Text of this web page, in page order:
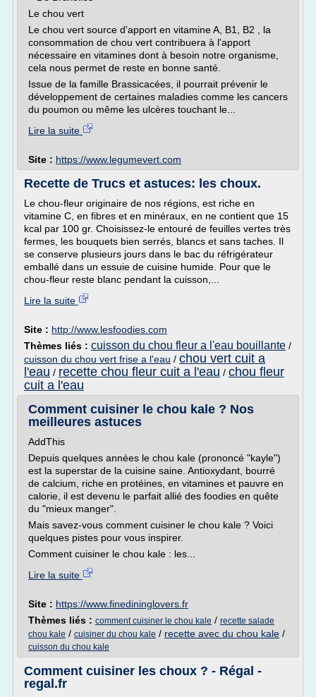
Le chou vert
Le chou vert source d'apport en vitamine A, B1, B2 , la
consommation de chou vert contribuera à l'apport
nécessaire en vitamines dont à besoin notre organisme,
cela nous permet de reste en bonne santé.
Issue de la famille Brassicacées, il pourrait prévenir le
développement de certaines maladies comme les cancers
du poumon ou même les ulcères touchant le...
Lire la suite
Site : https://www.legumevert.com
Recette de Trucs et astuces: les choux.
Le chou-fleur originaire de nos régions, est riche en
vitamine C, en fibres et en minéraux, en ne contient que 15
kcal par 100 gr. Choisissez-le entouré de feuilles vertes très
fermes, les bouquets bien serrés, blancs et sans taches. Il
se conserve plusieurs jours dans le bac du réfrigérateur
emballé dans un essuie de cuisine humide. Pour que le
chou-fleur reste blanc pendant la cuisson,...
Lire la suite
Site : http://www.lesfoodies.com
Thèmes liés : cuisson du chou fleur a l'eau bouillante /
cuisson du chou vert frise a l'eau / chou vert cuit a
l'eau / recette chou fleur cuit a l'eau / chou fleur
cuit a l'eau
Comment cuisiner le chou kale ? Nos
meilleures astuces
AddThis
Depuis quelques années le chou kale (prononcé "kayle")
est la superstar de la cuisine saine. Antioxydant, bourré
de calcium, riche en protéines, en vitamines et pauvre en
calorie, il est devenu le parfait allié des foodies en quête
du "mieux manger".
Mais savez-vous comment cuisiner le chou kale ? Voici
quelques pistes pour vous inspirer.
Comment cuisiner le chou kale : les...
Lire la suite
Site : https://www.finedininglovers.fr
Thèmes liés : comment cuisiner le chou kale / recette salade
chou kale / cuisiner du chou kale / recette avec du chou kale /
cuisson du chou kale
Comment cuisiner les choux ? - Régal -
regal.fr